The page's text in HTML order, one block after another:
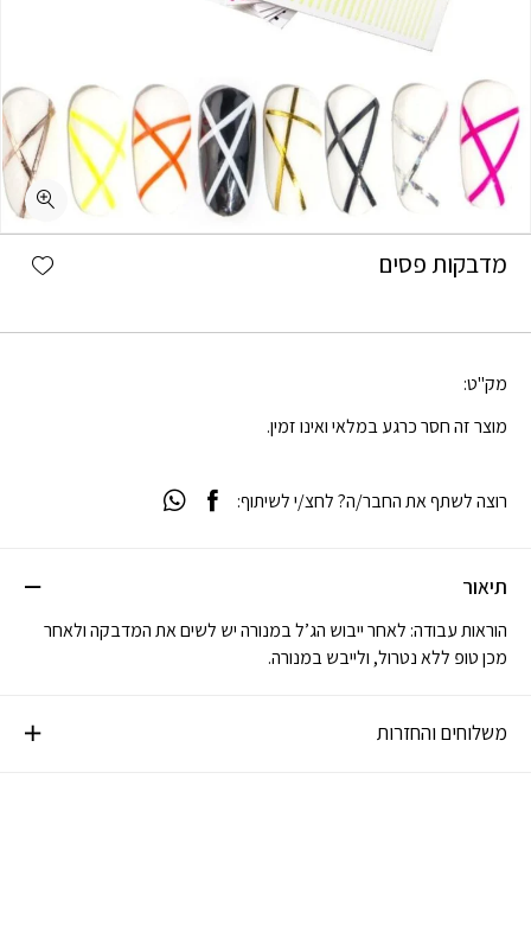
מדבקות פסים
מק"ט:
מוצר זה חסר כרגע במלאי ואינו זמין.
תיאור
הוראות עבודה: לאחר ייבוש הג’ל במנורה יש לשים את המדבקה ולאחר
מכן טופ ללא נטרול, ולייבש במנורה.
משלוחים והחזרות
רוצה לשתף את החבר/ה? לחצ/י לשיתוף: